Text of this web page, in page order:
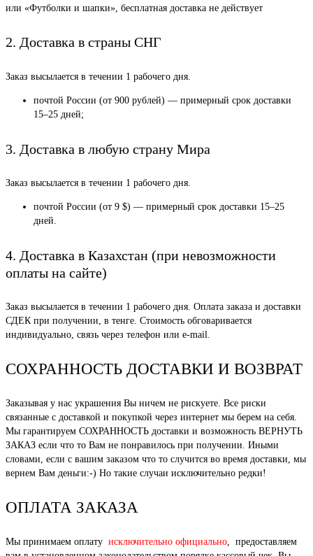
или «Футболки и шапки», бесплатная доставка не действует
2. Доставка в страны СНГ
Заказ высылается в течении 1 рабочего дня.
почтой России (от 900 рублей) — примерный срок доставки
15–25 дней;
3. Доставка в любую страну Мира
Заказ высылается в течении 1 рабочего дня.
почтой России (от 9 $) — примерный срок доставки 15–25
дней.
4. Доставка в Казахстан (при невозможности
оплаты на сайте)
Заказ высылается в течении 1 рабочего дня. Оплата заказа и доставки
СДЕК при получении, в тенге. Стоимость обговаривается
индивидуально, связь через телефон или e-mail.
СОХРАННОСТЬ ДОСТАВКИ И ВОЗВРАТ
Заказывая у нас украшения Вы ничем не рискуете. Все риски
связанные с доставкой и покупкой через интернет мы берем на себя.
Мы гарантируем СОХРАННОСТЬ доставки и возможность ВЕРНУТЬ
ЗАКАЗ если что то Вам не понравилось при получении. Иными
словами, если с вашим заказом что то случится во время доставки, мы
вернем Вам деньги:-) Но такие случаи исключительно редки!
ОПЛАТА ЗАКАЗА
Мы принимаем оплату исключительно официально, предоставляем